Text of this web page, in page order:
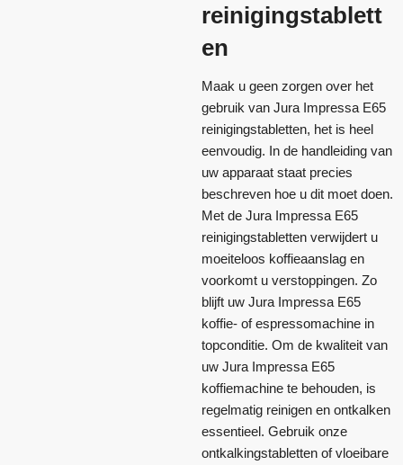
reinigingstablett
en
Maak u geen zorgen over het
gebruik van Jura Impressa E65
reinigingstabletten, het is heel
eenvoudig. In de handleiding van
uw apparaat staat precies
beschreven hoe u dit moet doen.
Met de Jura Impressa E65
reinigingstabletten verwijdert u
moeiteloos koffieaanslag en
voorkomt u verstoppingen. Zo
blijft uw Jura Impressa E65
koffie- of espressomachine in
topconditie. Om de kwaliteit van
uw Jura Impressa E65
koffiemachine te behouden, is
regelmatig reinigen en ontkalken
essentieel. Gebruik onze
ontkalkingstabletten of vloeibare